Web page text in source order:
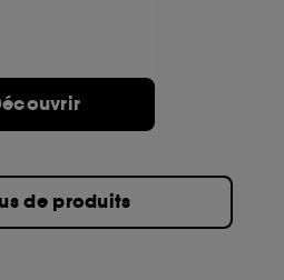
de produits
choix concernant le dépôt
bouton "personnaliser mes
de "tout accepter".
les informations de